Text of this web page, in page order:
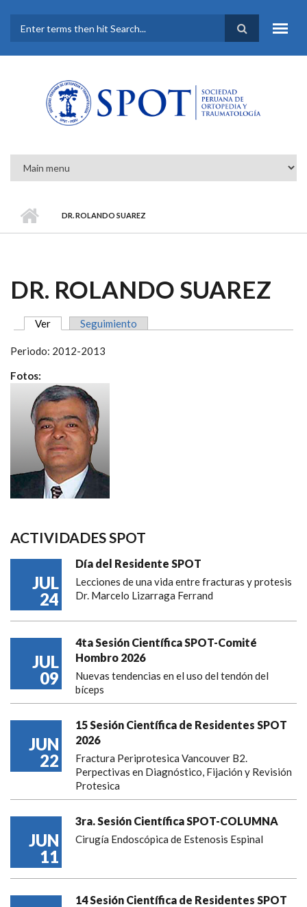
FORMULARIO DE
BÚSQUEDA
DR. ROLANDO SUAREZ
DR. ROLANDO SUAREZ
SOLAPAS PRINCIPALES
Ver (solapa activa)
Seguimiento
Periodo: 2012-2013
Fotos:
ACTIVIDADES SPOT
JUL
24
Día del Residente SPOT
Lecciones de una vida entre fracturas y protesis
Dr. Marcelo Lizarraga Ferrand
JUL
09
4ta Sesión Científica SPOT-Comité
Hombro 2026
Nuevas tendencias en el uso del tendón del
bíceps
JUN
22
15 Sesión Científica de Residentes SPOT
2026
Fractura Periprotesica Vancouver B2.
Perpectivas en Diagnóstico, Fijación y Revisión
Protesica
JUN
11
3ra. Sesión Científica SPOT-COLUMNA
Cirugía Endoscópica de Estenosis Espinal
14 Sesión Científica de Residentes SPOT